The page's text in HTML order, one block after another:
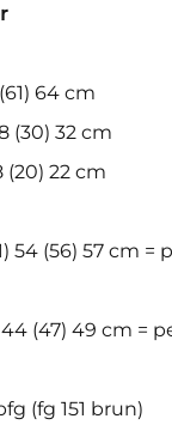
64 cm
(30) 32 cm
(20) 22 cm
54 (56) 57 cm =
44 (47) 49 cm =
(fg 151 brun)